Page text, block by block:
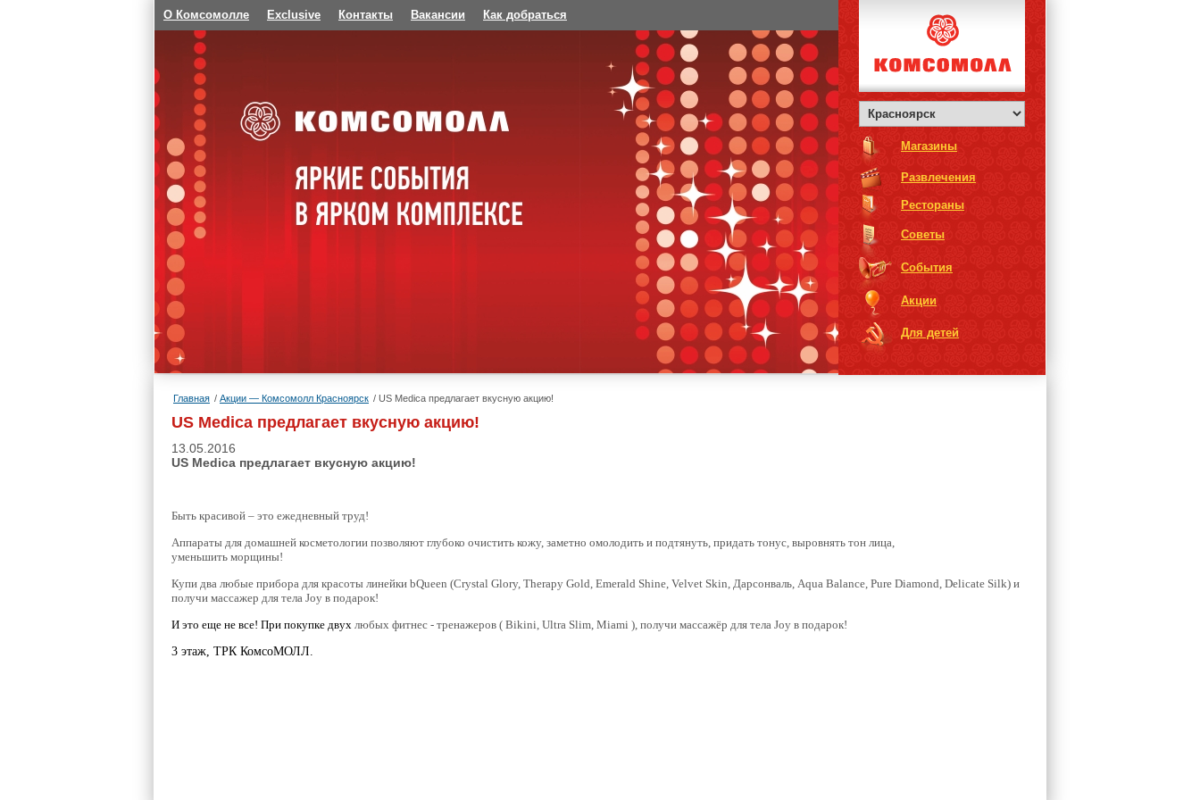
О Комсомолле Exclusive Контакты Вакансии Как добраться
Магазины
Развлечения
Рестораны
Советы
События
Акции
Для детей
Главная Акции — Комсомолл Красноярск US Medica предлагает вкусную акцию!
US Medica предлагает вкусную акцию!
13.05.2016
US Medica предлагает вкусную акцию!
Быть красивой – это ежедневный труд!
Аппараты для домашней косметологии позволяют глубоко очистить кожу, заметно омолодить и подтянуть, придать тонус, выровнять тон лица,
уменьшить морщины!
Купи два любые прибора для красоты линейки bQueen (Crystal Glory, Therapy Gold, Emerald Shine, Velvet Skin, Дарсонваль, Aqua Balance, Pure Diamond, Delicate Silk) и
получи массажер для тела Joy в подарок!
И это еще не все! При покупке двух любых фитнес - тренажеров ( Bikini, Ultra Slim, Miami ), получи массажёр для тела Joy в подарок!
3 этаж, ТРК КомсоМОЛЛ.